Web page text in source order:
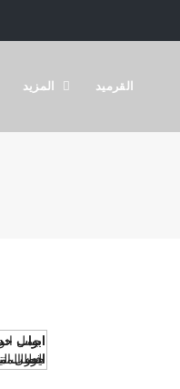
القرميد